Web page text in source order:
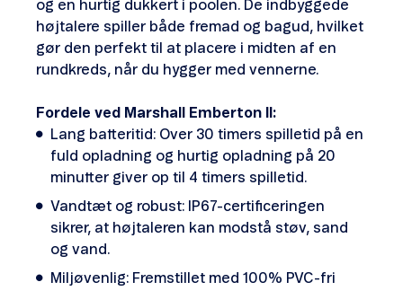
og en hurtig dukkert i poolen. De indbyggede
højtalere spiller både fremad og bagud, hvilket
gør den perfekt til at placere i midten af en
rundkreds, når du hygger med vennerne.
Fordele ved Marshall Emberton II:
Lang batteritid: Over 30 timers spilletid på en
fuld opladning og hurtig opladning på 20
minutter giver op til 4 timers spilletid.
Vandtæt og robust: IP67-certificeringen
sikrer, at højtaleren kan modstå støv, sand
og vand.
Miljøvenlig: Fremstillet med 100% PVC-fri